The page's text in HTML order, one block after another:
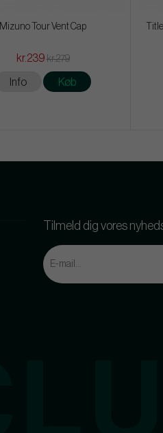
Mizuno Tour Vent Cap
kr.239 kr.279
Info Køb
Tilmeld dig vores